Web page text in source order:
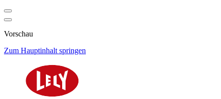
Vorschau
Zum Hauptinhalt springen